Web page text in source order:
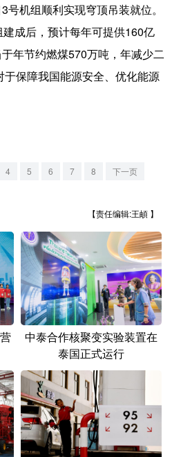
时尚 悦读
亚太网 上市公司
江西
湖北 湖南
海南 重庆
云南 西藏
青海 宁夏
Français عربى
机组顺利实现穹顶吊装就位。
成后，预计每年可提供160亿
年节约燃煤570万吨，年减少二
保障我国能源安全、优化能源
4 5 6 7 8 下一页
【责任编辑:王頔 】
中泰合作核聚变实验装置在
泰国正式运行